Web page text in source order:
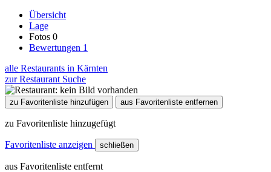
Übersicht
Lage
Fotos 0
Bewertungen 1
alle Restaurants in Kärnten
zur Restaurant Suche
zu Favoritenliste hinzufügen aus Favoritenliste entfernen
zu Favoritenliste hinzugefügt
Favoritenliste anzeigen schließen
aus Favoritenliste entfernt